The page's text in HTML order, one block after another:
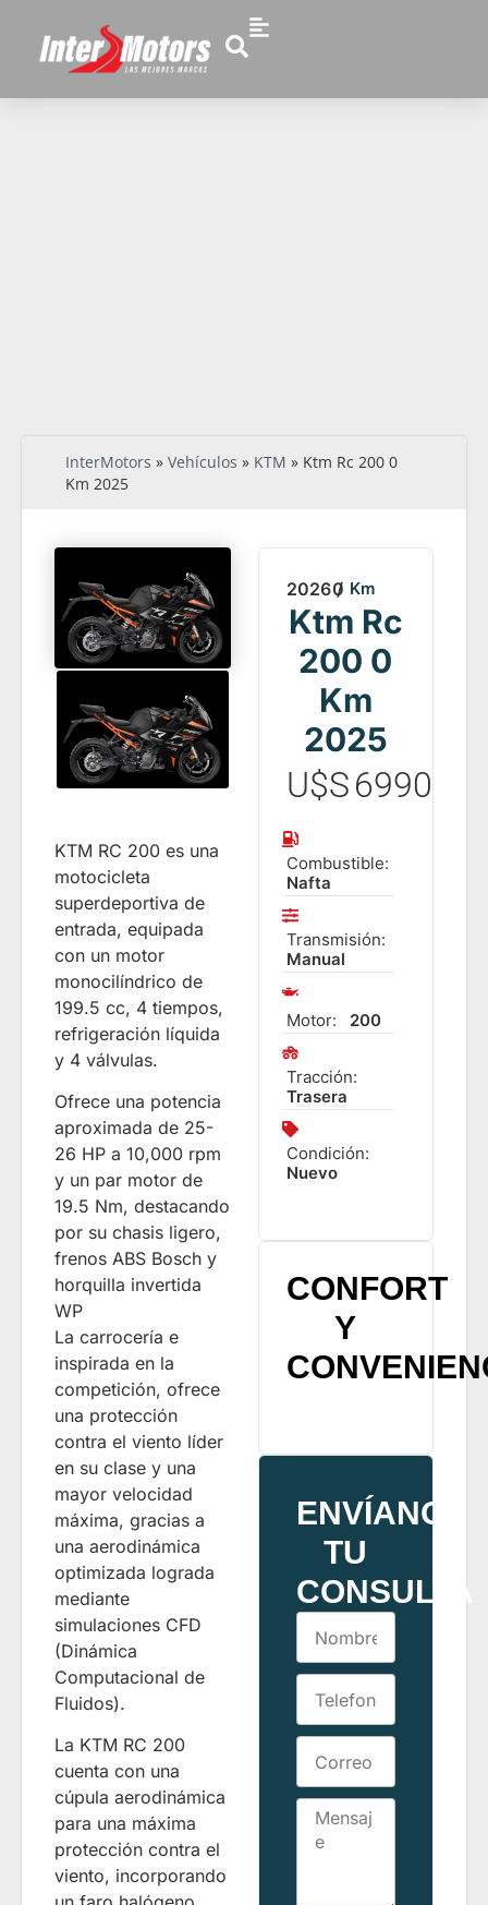
InterMotors » Vehículos » KTM » Ktm Rc 200 0
Km 2025
KTM RC 200 es una
motocicleta
superdeportiva de
entrada, equipada
con un motor
monocilíndrico de
199.5 cc, 4 tiempos,
refrigeración líquida
y 4 válvulas.
Ofrece una potencia
aproximada de 25-
26 HP a 10,000 rpm
y un par motor de
19.5 Nm, destacando
por su chasis ligero,
frenos ABS Bosch y
horquilla invertida
WP
La carrocería e
inspirada en la
competición, ofrece
una protección
contra el viento líder
en su clase y una
mayor velocidad
máxima, gracias a
una aerodinámica
optimizada lograda
mediante
simulaciones CFD
(Dinámica
Computacional de
Fluidos).
La KTM RC 200
cuenta con una
cúpula aerodinámica
para una máxima
protección contra el
viento, incorporando
2026 /
0 Km
Ktm Rc
200 0
Km
2025
U$S6990
Combustible:
Nafta
Transmisión:
Manual
Motor: 200
Tracción:
Trasera
Condición:
Nuevo
CONFORT
Y
ENVÍANOS
TU
CONSULTA